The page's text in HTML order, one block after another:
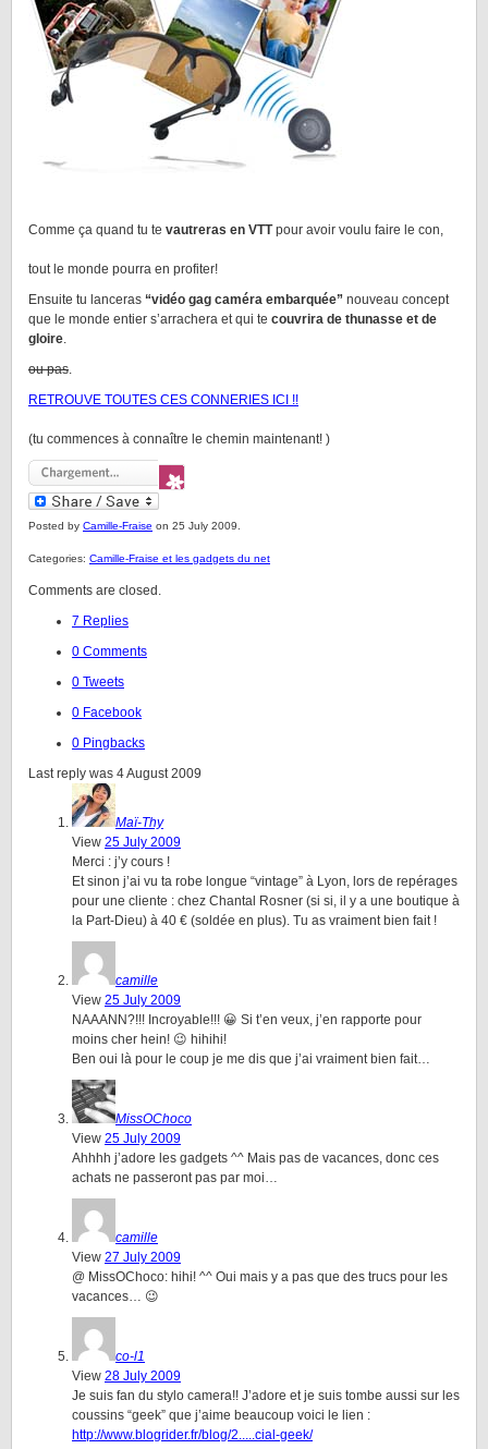
Comme ça quand tu te vautreras en VTTpour avoir voulu faire le con,
tout le monde pourra en profiter!
Ensuite tu lanceras “vidéo gag caméra embarquée” nouveau concept
que le monde entier s’arrachera et qui te couvrira de thunasse et de
gloire.
ou pas.
RETROUVE TOUTES CES CONNERIES ICI !!
(tu commences à connaître le chemin maintenant! )
Posted by Camille-Fraise on 25 July 2009.
Categories: Camille-Fraise et les gadgets du net
Comments are closed.
7 Replies
0 Comments
0 Tweets
0 Facebook
0 Pingbacks
Last reply was 4 August 2009
Maï-Thy
View 25 July 2009
Merci : j’y cours !
Et sinon j’ai vu ta robe longue “vintage” à Lyon, lors de repérages
pour une cliente : chez Chantal Rosner (si si, il y a une boutique à
la Part-Dieu) à 40 € (soldée en plus). Tu as vraiment bien fait !
camille
View 25 July 2009
NAAANN?!!! Incroyable!!! 😀 Si t’en veux, j’en rapporte pour
moins cher hein! 😉 hihihi!
Ben oui là pour le coup je me dis que j’ai vraiment bien fait…
MissOChoco
View 25 July 2009
Ahhhh j’adore les gadgets ^^ Mais pas de vacances, donc ces
achats ne passeront pas par moi…
camille
View 27 July 2009
@ MissOChoco: hihi! ^^ Oui mais y a pas que des trucs pour les
vacances… 😉
co-l1
View 28 July 2009
Je suis fan du stylo camera!! J’adore et je suis tombe aussi sur les
coussins “geek” que j’aime beaucoup voici le lien :
http://www.blogrider.fr/blog/2.....cial-geek/